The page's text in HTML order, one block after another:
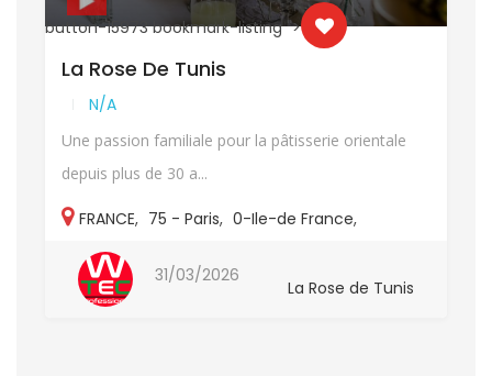
button-15973 bookmark-listing ">
La Rose De Tunis
N/A
Une passion familiale pour la pâtisserie orientale
depuis plus de 30 a...
FRANCE, 75 - Paris, 0-Ile-de France,
Arrondissement-autres
La Rose de Tunis
31/03/2026